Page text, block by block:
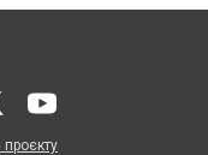
проєкту